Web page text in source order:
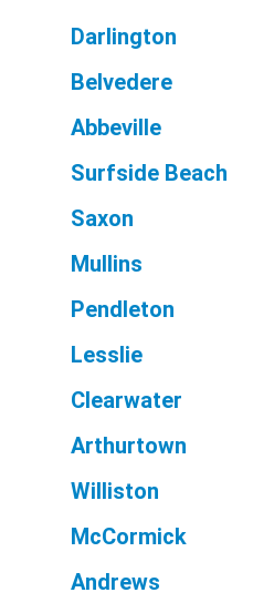
Darlington
Belvedere
Abbeville
Surfside Beach
Saxon
Mullins
Pendleton
Lesslie
Clearwater
Arthurtown
Williston
McCormick
Andrews